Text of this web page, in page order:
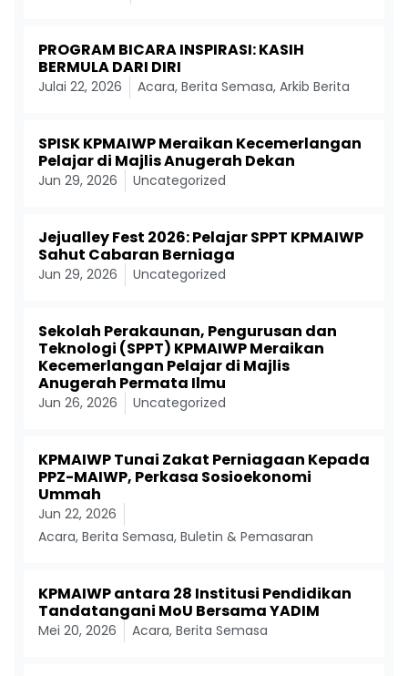
PROGRAM BICARA INSPIRASI: KASIH
BERMULA DARI DIRI
Julai 22, 2026 Acara, Berita Semasa, Arkib Berita
SPISK KPMAIWP Meraikan Kecemerlangan
Pelajar di Majlis Anugerah Dekan
Jun 29, 2026 Uncategorized
Jejualley Fest 2026: Pelajar SPPT KPMAIWP
Sahut Cabaran Berniaga
Jun 29, 2026 Uncategorized
Sekolah Perakaunan, Pengurusan dan
Teknologi (SPPT) KPMAIWP Meraikan
Kecemerlangan Pelajar di Majlis
Anugerah Permata Ilmu
Jun 26, 2026 Uncategorized
KPMAIWP Tunai Zakat Perniagaan Kepada
PPZ-MAIWP, Perkasa Sosioekonomi
Ummah
Jun 22, 2026
Acara, Berita Semasa, Buletin & Pemasaran
KPMAIWP antara 28 Institusi Pendidikan
Tandatangani MoU Bersama YADIM
Mei 20, 2026 Acara, Berita Semasa